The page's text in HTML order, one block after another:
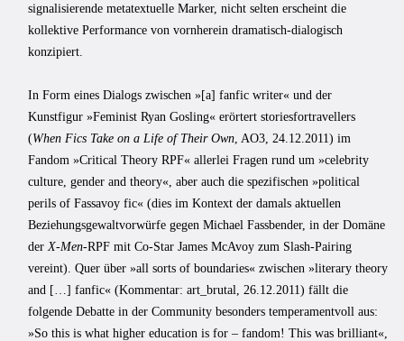
signalisierende metatextuelle Marker, nicht selten erscheint die
kollektive Performance von vornherein dramatisch-dialogisch
konzipiert.
In Form eines Dialogs zwischen »[a] fanfic writer« und der
Kunstfigur »Feminist Ryan Gosling« erörtert storiesfortravellers
(When Fics Take on a Life of Their Own , AO3, 24.12.2011) im
Fandom »Critical Theory RPF« allerlei Fragen rund um »celebrity
culture, gender and theory«, aber auch die spezifischen »political
perils of Fassavoy fic« (dies im Kontext der damals aktuellen
Beziehungsgewaltvorwürfe gegen Michael Fassbender, in der Domäne
der X-Men-RPF mit Co-Star James McAvoy zum Slash-Pairing
vereint). Quer über »all sorts of boundaries« zwischen »literary theory
and […] fanfic« (Kommentar: art_brutal, 26.12.2011) fällt die
folgende Debatte in der Community besonders temperamentvoll aus:
»So this is what higher education is for – fandom! This was brilliant«,